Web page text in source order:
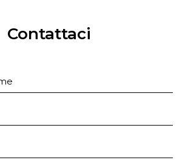
Contattaci